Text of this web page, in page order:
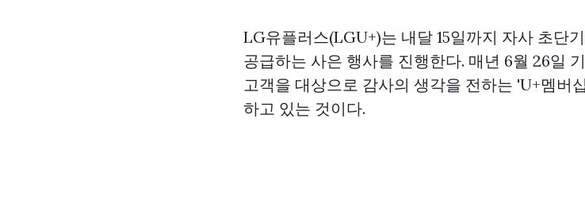
LG유플러스(LGU+)는 내달 15일까지 자사 초단
공급하는 사은 행사를 진행한다. 매년 6월 26일
고객을 대상으로 감사의 생각을 전하는 'U+멤버
하고 있는 것이다.